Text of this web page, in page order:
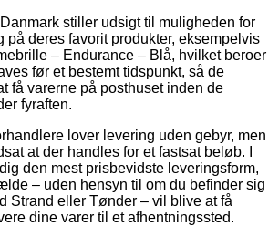
stiller udsigt til muligheden for
på deres favorit produkter, eksempelvis
– Endurance – Blå, hvilket beroer
før et bestemt tidspunkt, så de
få varerne på posthuset inden de
fyraften.
lover levering uden gebyr, men
at der handles for et fastsat beløb. I
den mest prisbevidste leveringsform,
– uden hensyn til om du befinder sig
Strand eller Tønder – vil blive at få
dine varer til et afhentningssted.